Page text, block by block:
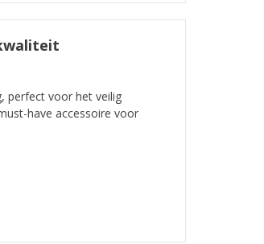
perfect voor het veilig
have accessoire voor